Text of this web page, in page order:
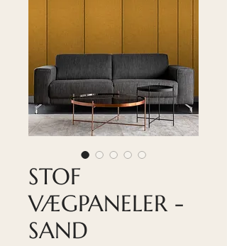
STOF
VÆGPANELER -
SAND